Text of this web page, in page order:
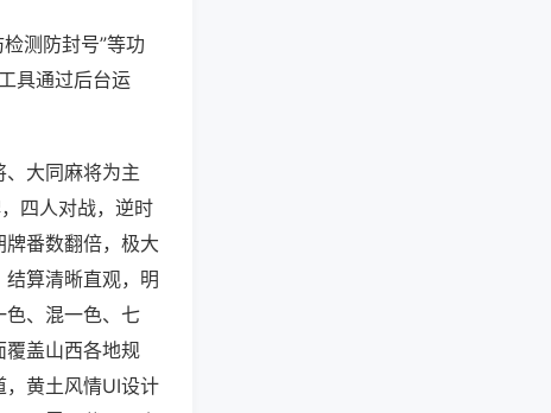
测防封号”等功
具通过后台运
大同麻将为主
四人对战，逆时
番数翻倍，极大
算清晰直观，明
色、混一色、七
覆盖山西各地规
黄土风情UI设计